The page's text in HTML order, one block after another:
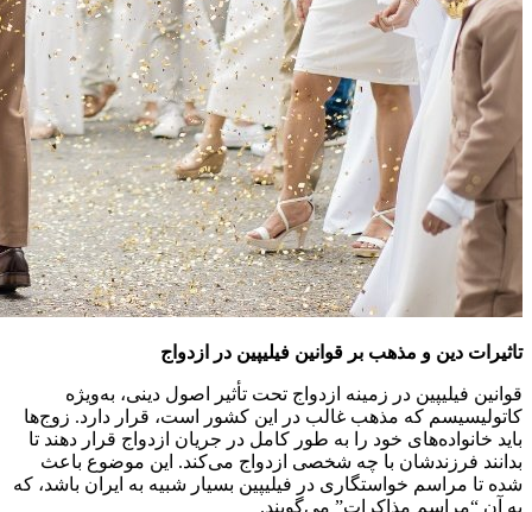
تاثیرات دین و مذهب بر قوانین فیلیپین در ازدواج
قوانین فیلیپین در زمینه ازدواج تحت تأثیر اصول دینی، به‌ویژه
کاتولیسیسم که مذهب غالب در این کشور است، قرار دارد. زوج‌ها
باید خانواده‌های خود را به طور کامل در جریان ازدواج قرار دهند تا
بدانند فرزندشان با چه شخصی ازدواج می‌کند. این موضوع باعث
شده تا مراسم خواستگاری در فیلیپین بسیار شبیه به ایران باشد، که
به آن “مراسم مذاکرات” می‌گویند.